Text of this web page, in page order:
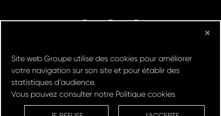
Design & Développement par
Réserver un Rachat de
VOITURE
Louez un
VEHICULE
RDV en
×
Site web Groupe utilise des cookies pour améliorer
votre navigation sur son site et pour établir des
statistiques d’audience.
Vous pouvez consulter notre Politique cookies